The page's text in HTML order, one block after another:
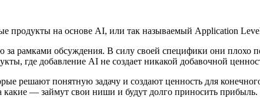
продукты на основе AI, или так называемый Application
за рамками обсуждения. В силу своей специфики они плохо
где добавление AI не создает никакой добавочной
решают понятную задачу и создают ценность для
какие — займут свои ниши и будут долго приносить прибыль.